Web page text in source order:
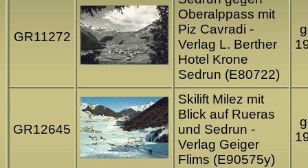
GR11272
Oberalppass mit
Piz Cavradi -
Verlag L. Berther
Hotel Krone
Sedrun (E80722)
GR12645
Skilift Milez mit
Blick auf Rueras
und Sedrun -
Verlag Geiger
Flims (E90575y)